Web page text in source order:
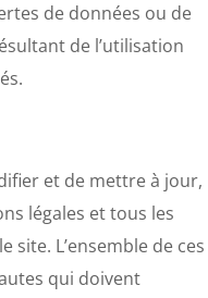
de données ou de
de l’utilisation
et de mettre à jour,
légales et tous les
L’ensemble de ces
qui doivent